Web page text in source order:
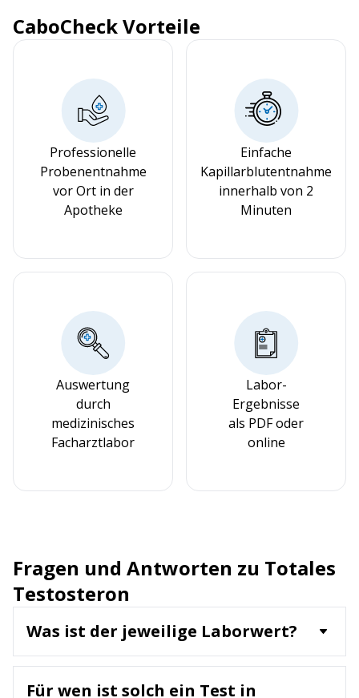
CaboCheck Vorteile
Professionelle
Probenentnahme
vor Ort in der
Apotheke
Einfache
Kapillarblutentnahme
innerhalb von 2
Minuten
Auswertung
durch
medizinisches
Facharztlabor
Labor-
Ergebnisse
als PDF oder
online
Fragen und Antworten zu Totales
Testosteron
Was ist der jeweilige Laborwert?
Testosteron ist das wichtigste männliche
Sexualhormon (Androgen), das in den Hoden, aber
auch in kleinen Mengen in den Eierstöcken und
Für wen ist solch ein Test in